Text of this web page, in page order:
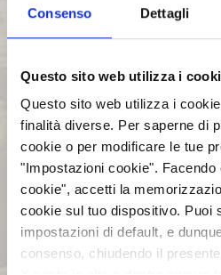
Consenso Dettagli
Questo sito web utilizza i
Questo sito web utilizza i
finalità diverse. Per saperne di
cookie o per modificare le tue
"Impostazioni cookie".
cookie", accetti la
cookie sul tuo dispositivo. Puoi
impostazioni di default, e
consenso, chiudendo il
Musto dr. Arnaldo
documenti
AZIENDA
MANAGEMENT